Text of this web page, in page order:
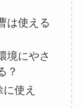
は使える
境にやさ
？
使え